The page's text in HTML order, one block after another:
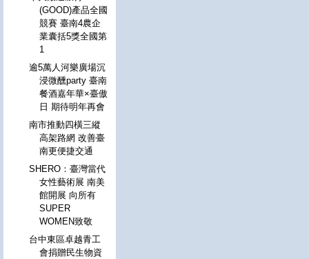
(GOOD)產品全國
競賽 臺南4農企
業囊括5獎全國第
1
逾5萬人河樂廣場沉
浸微醺party 臺南
餐酒嘉年華×臺傲
日 期待明年再會
南市推動四橫三縱
高架路網 改善臺
南更便捷交通
SHERO：臺灣當代
女性藝術展 南美
館開展 向所有
SUPER
WOMEN致敬
台中東區卓越青工
會捐贈民生物資